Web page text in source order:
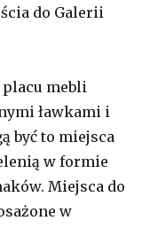
do Galerii
mebli
ławkami i
być to miejsca
w formie
Miejsca do
w